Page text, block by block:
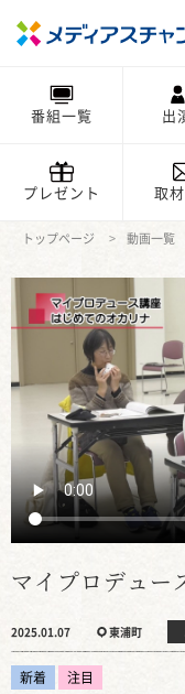
番組一覧 出
プレゼント 取
トップページ 動画一覧
マイプロデュー
2025.01.07 東浦町
新着 注目